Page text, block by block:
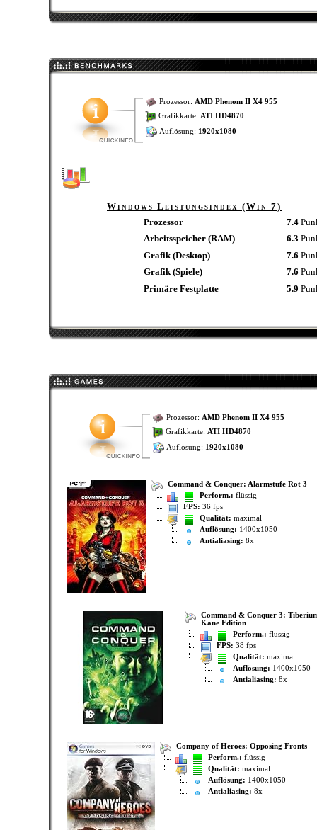
Prozessor: AMD Phenom II X4 955
Grafikkarte: ATI HD4870
Auflösung: 1920x1080
Windows Leistungsindex (Win 7)
Prozessor
7.4
Arbeitsspeicher (RAM)
6.3
Grafik (Desktop)
7.6
Grafik (Spiele)
7.6
Primäre Festplatte
5.9
Prozessor: AMD Phenom II X4 955
Grafikkarte: ATI HD4870
Auflösung: 1920x1080
Command & Conquer: Alarmstufe Rot 3
Perform.: flüssig
FPS: 36 fps
Qualität: maximal
Auflösung: 1400x1050
Antialiasing: 8x
Command & Conquer 3:
Kane Edition
Perform.: flüssig
FPS: 38 fps
Qualität: maximal
Auflösung: 1400x1050
Antialiasing: 8x
Company of Heroes: Opposing Fronts
Perform.: flüssig
Qualität: maximal
Auflösung: 1400x1050
Antialiasing: 8x